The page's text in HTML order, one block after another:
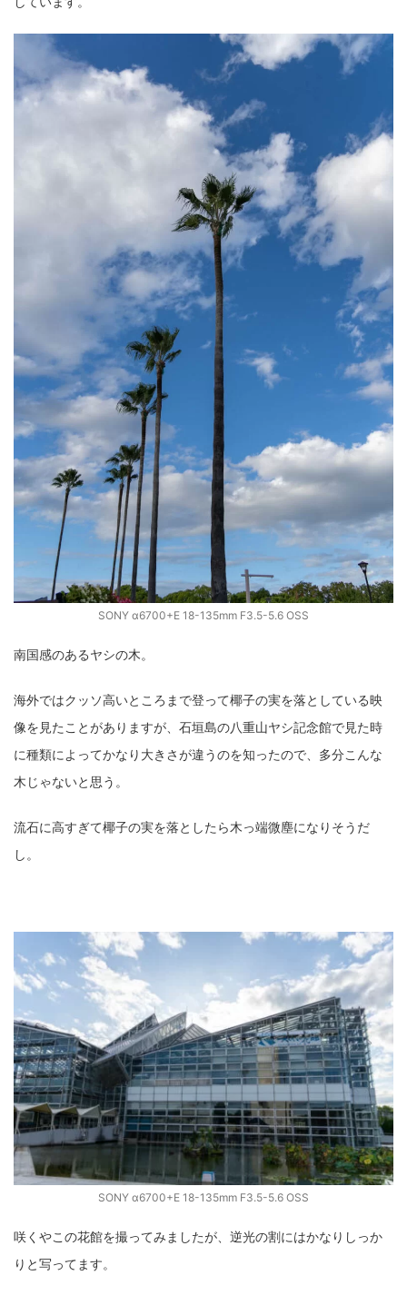
PEN E-P7 PENTAX Pocket 3 PS5
psobb ricoh SIGMA SONY
VILTROX
Xiaomi Pad 6 Xperia1VI
Z30 Z50II Zf Zfc
α1 II α7CR α6700 フィルムカメラ
フォクトレンダー ライカIIf ライカM4 ライカM10
ライカX2
ローライコード 原神
SONY α6700+E 18-135mm F3.5-5.6 OSS
南国感のあるヤシの木。
海外ではクッソ高いところまで登って椰子の実を落としている映
像を見たことがありますが、石垣島の八重山ヤシ記念館で見た時
に種類によってかなり大きさが違うのを知ったので、多分こんな
木じゃないと思う。
流石に高すぎて椰子の実を落としたら木っ端微塵になりそうだ
し。
SONY α6700+E 18-135mm F3.5-5.6 OSS
咲くやこの花館を撮ってみましたが、逆光の割にはかなりしっか
りと写ってます。